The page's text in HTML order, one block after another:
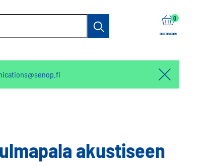
OSTOSKORI
0items
akustiseen